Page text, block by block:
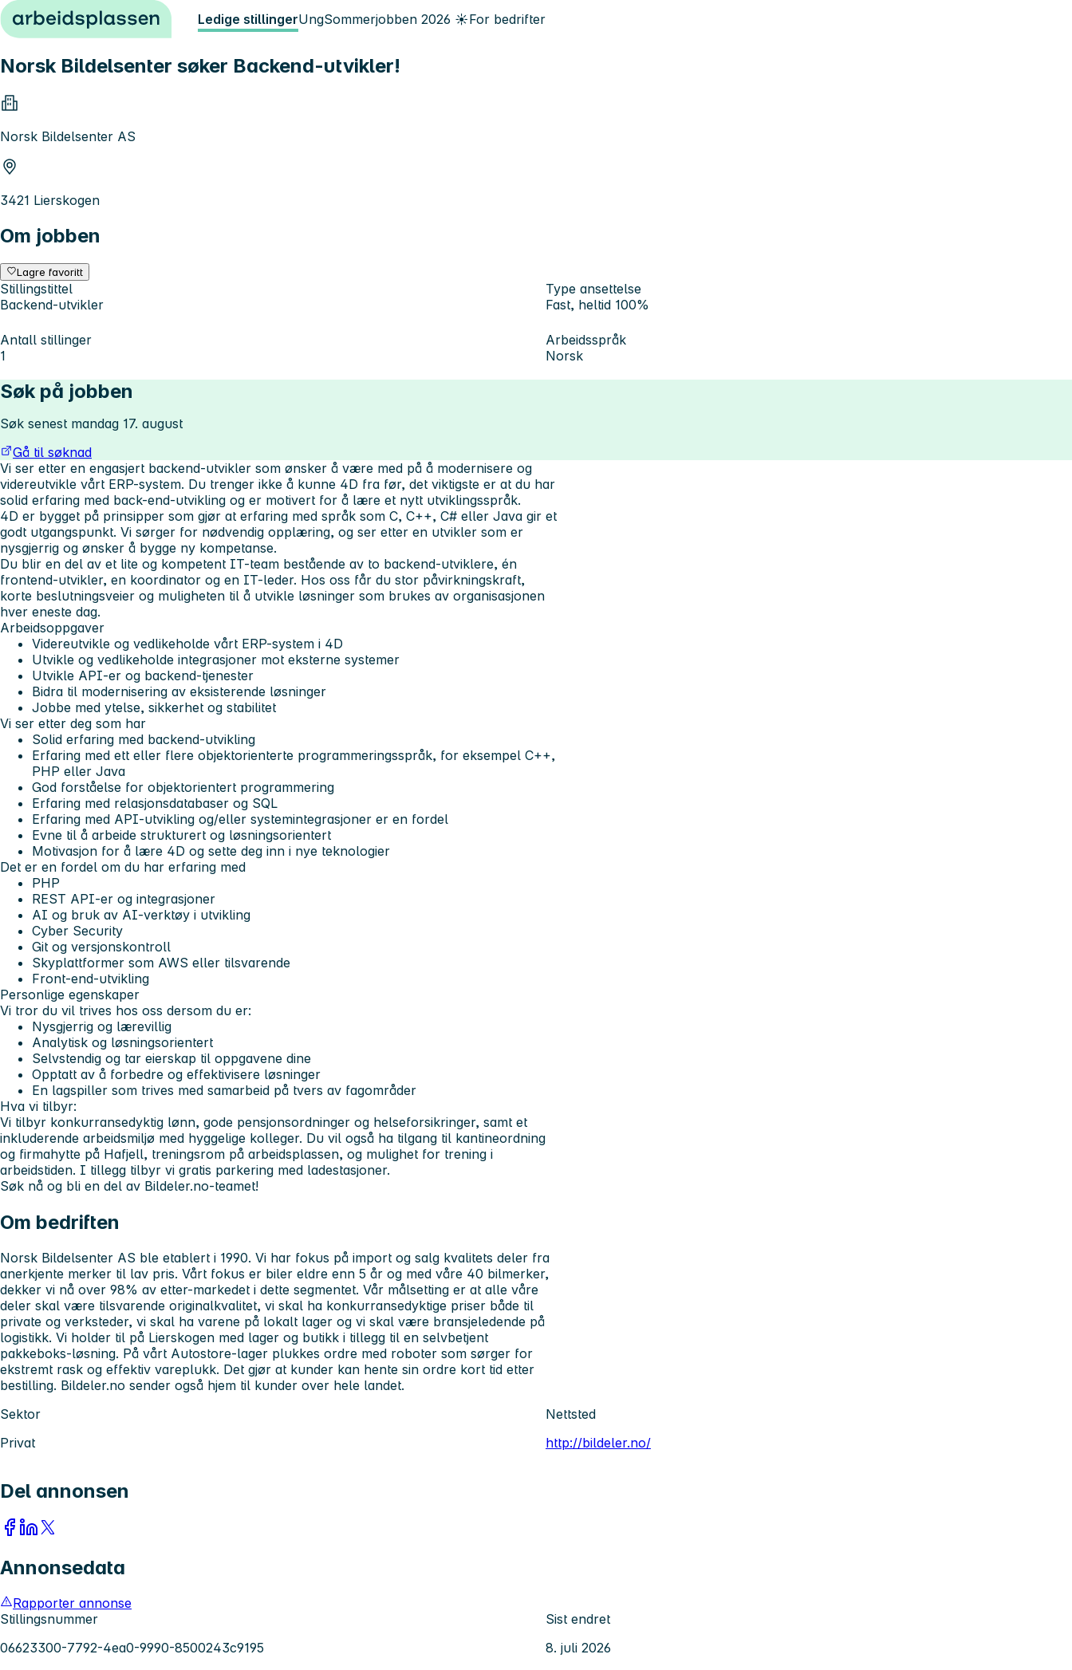
Hopp til innhold Ledige stillingerUngSommerjobben 2026 ☀️For bedrifter
Norsk Bildelsenter søker Backend-utvikler!
Norsk Bildelsenter AS
3421 Lierskogen
Om jobben
Lagre favoritt
Stillingstittel
Backend-utvikler
Type ansettelse
Fast, heltid 100%
Antall stillinger
1
Arbeidsspråk
Norsk
Søk på jobben
Søk senest mandag 17. august
Gå til søknad
Vi ser etter en engasjert backend-utvikler som ønsker å være med på å modernisere og
videreutvikle vårt ERP-system. Du trenger ikke å kunne 4D fra før, det viktigste er at du har
solid erfaring med back-end-utvikling og er motivert for å lære et nytt utviklingsspråk.
4D er bygget på prinsipper som gjør at erfaring med språk som C, C++, C# eller Java gir et
godt utgangspunkt. Vi sørger for nødvendig opplæring, og ser etter en utvikler som er
nysgjerrig og ønsker å bygge ny kompetanse.
Du blir en del av et lite og kompetent IT-team bestående av to backend-utviklere, én
frontend-utvikler, en koordinator og en IT-leder. Hos oss får du stor påvirkningskraft,
korte beslutningsveier og muligheten til å utvikle løsninger som brukes av organisasjonen
hver eneste dag.
Arbeidsoppgaver
Videreutvikle og vedlikeholde vårt ERP-system i 4D
Utvikle og vedlikeholde integrasjoner mot eksterne systemer
Utvikle API-er og backend-tjenester
Bidra til modernisering av eksisterende løsninger
Jobbe med ytelse, sikkerhet og stabilitet
Vi ser etter deg som har
Solid erfaring med backend-utvikling
Erfaring med ett eller flere objektorienterte programmeringsspråk, for eksempel C++,
PHP eller Java
God forståelse for objektorientert programmering
Erfaring med relasjonsdatabaser og SQL
Erfaring med API-utvikling og/eller systemintegrasjoner er en fordel
Evne til å arbeide strukturert og løsningsorientert
Motivasjon for å lære 4D og sette deg inn i nye teknologier
Det er en fordel om du har erfaring med
PHP
REST API-er og integrasjoner
AI og bruk av AI-verktøy i utvikling
Cyber Security
Git og versjonskontroll
Skyplattformer som AWS eller tilsvarende
Front-end-utvikling
Personlige egenskaper
Vi tror du vil trives hos oss dersom du er:
Nysgjerrig og lærevillig
Analytisk og løsningsorientert
Selvstendig og tar eierskap til oppgavene dine
Opptatt av å forbedre og effektivisere løsninger
En lagspiller som trives med samarbeid på tvers av fagområder
Hva vi tilbyr:
Vi tilbyr konkurransedyktig lønn, gode pensjonsordninger og helseforsikringer, samt et
inkluderende arbeidsmiljø med hyggelige kolleger. Du vil også ha tilgang til kantineordning
og firmahytte på Hafjell, treningsrom på arbeidsplassen, og mulighet for trening i
arbeidstiden. I tillegg tilbyr vi gratis parkering med ladestasjoner.
Søk nå og bli en del av Bildeler.no-teamet!
Om bedriften
Norsk Bildelsenter AS ble etablert i 1990. Vi har fokus på import og salg kvalitets deler fra
anerkjente merker til lav pris. Vårt fokus er biler eldre enn 5 år og med våre 40 bilmerker,
dekker vi nå over 98% av etter-markedet i dette segmentet. Vår målsetting er at alle våre
deler skal være tilsvarende originalkvalitet, vi skal ha konkurransedyktige priser både til
private og verksteder, vi skal ha varene på lokalt lager og vi skal være bransjeledende på
logistikk. Vi holder til på Lierskogen med lager og butikk i tillegg til en selvbetjent
pakkeboks-løsning. På vårt Autostore-lager plukkes ordre med roboter som sørger for
ekstremt rask og effektiv vareplukk. Det gjør at kunder kan hente sin ordre kort tid etter
bestilling. Bildeler.no sender også hjem til kunder over hele landet.
Sektor
Privat
Nettsted
http://bildeler.no/
Del annonsen
Annonsedata
Rapporter annonse
Stillingsnummer
06623300-7792-4ea0-9990-8500243c9195
Sist endret
8. juli 2026